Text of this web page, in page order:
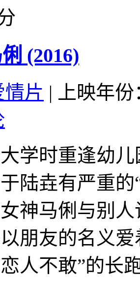
(2016)
情片 |
上映年
学时重逢幼
陆垚有严重
神马俐与别
朋友的名义
人不敢”的长